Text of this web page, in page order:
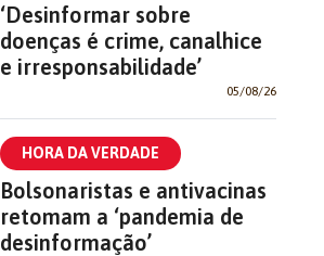
‘Desinformar sobre
doenças é crime, canalhice
e irresponsabilidade’
05/08/26
HORA DA VERDADE
Bolsonaristas e antivacinas
retomam a ‘pandemia de
desinformação’